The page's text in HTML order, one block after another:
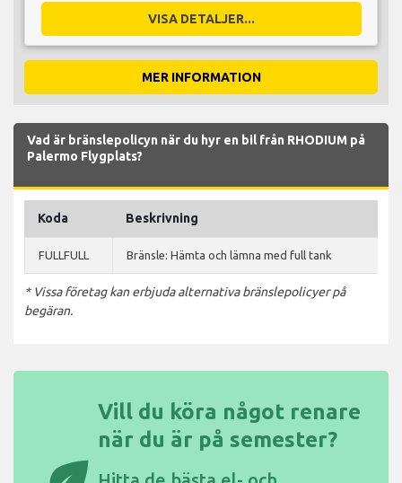
VISA DETALJER...
MER INFORMATION
Vad är bränslepolicyn när du hyr en bil från RHODIUM på
Palermo Flygplats?
Koda Beskrivning
FULLFULL Bränsle: Hämta och lämna med full tank
* Vissa företag kan erbjuda alternativa bränslepolicyer på
begäran.
Vill du köra något renare
när du är på semester?